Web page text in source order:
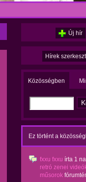
Új hír
Hírek
Közösségben
Ez történt a
fxxu fxxu írta 1
retró zenei
műsorok